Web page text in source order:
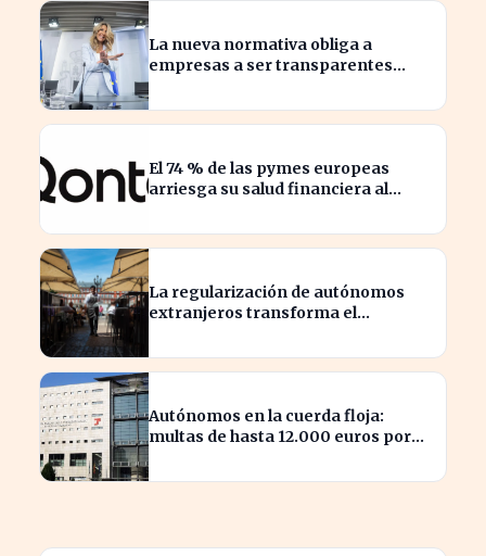
La nueva normativa obliga a
empresas a ser transparentes
en puestos similares
El 74 % de las pymes europeas
arriesga su salud financiera al
La regularización de autónomos
extranjeros transforma el
Autónomos en la cuerda floja:
multas de hasta 12.000 euros por